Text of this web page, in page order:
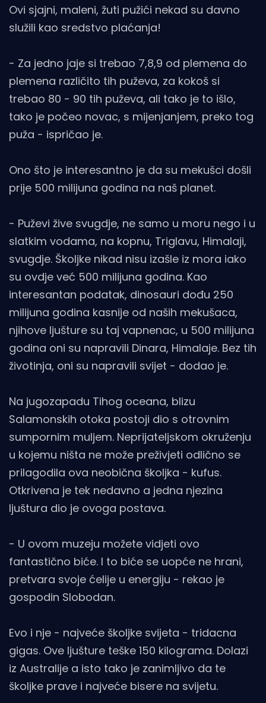
Ovi sjajni, maleni, žuti pužići nekad su davno
služili kao sredstvo plaćanja!
- Za jedno jaje si trebao 7,8,9 od plemena do
plemena različito tih puževa, za kokoš si
trebao 80 - 90 tih puževa, ali tako je to išlo,
tako je počeo novac, s mijenjanjem, preko tog
puža - ispričao je.
Ono što je interesantno je da su mekušci došli
prije 500 milijuna godina na naš planet.
- Puževi žive svugdje, ne samo u moru nego i u
slatkim vodama, na kopnu, Triglavu, Himalaji,
svugdje. Školjke nikad nisu izašle iz mora iako
su ovdje već 500 milijuna godina. Kao
interesantan podatak, dinosauri dođu 250
milijuna godina kasnije od naših mekušaca,
njihove ljušture su taj vapnenac, u 500 milijuna
godina oni su napravili Dinara, Himalaje. Bez tih
životinja, oni su napravili svijet - dodao je.
Na jugozapadu Tihog oceana, blizu
Salamonskih otoka postoji dio s otrovnim
sumpornim muljem. Neprijateljskom okruženju
u kojemu ništa ne može preživjeti odlično se
prilagodila ova neobična školjka - kufus.
Otkrivena je tek nedavno a jedna njezina
ljuštura dio je ovoga postava.
- U ovom muzeju možete vidjeti ovo
fantastično biće. I to biće se uopće ne hrani,
pretvara svoje ćelije u energiju - rekao je
gospodin Slobodan.
Evo i nje - najveće školjke svijeta - tridacna
gigas. Ove ljušture teške 150 kilograma. Dolazi
iz Australije a isto tako je zanimljivo da te
školjke prave i najveće bisere na svijetu.